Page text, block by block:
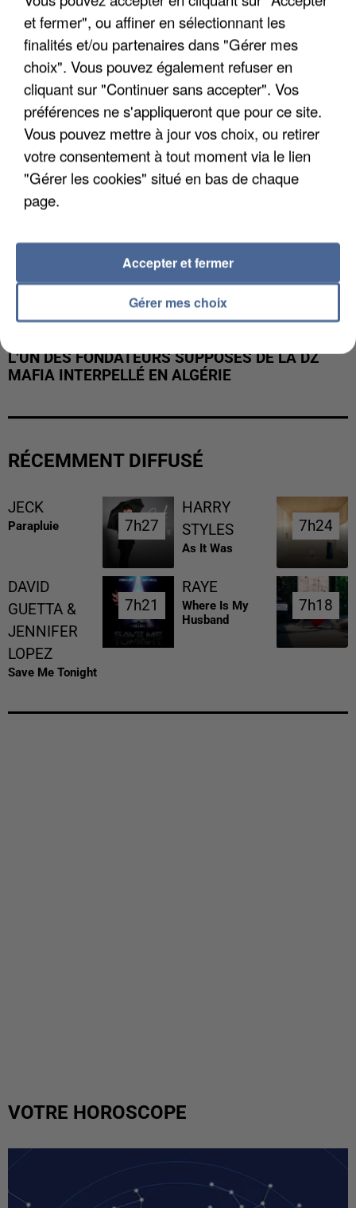
APRÈS TOUTES CES CANICULES, LES REFUGES
DE FAUNE SAUVAGE SONT...
L’UN DES FONDATEURS SUPPOSÉS DE LA DZ
MAFIA INTERPELLÉ EN ALGÉRIE
RÉCEMMENT DIFFUSÉ
JECK
Parapluie 7h27
7h27
HARRY
STYLES
As It Was
7h24
7h24
DAVID
GUETTA &
JENNIFER
LOPEZ
Save Me Tonight
7h21
7h21
RAYE
Where Is My
Husband
7h18
7h18
VOTRE HOROSCOPE
et fermer", ou affiner en sélectionnant les
finalités et/ou partenaires dans "Gérer mes
choix". Vous pouvez également refuser en
cliquant sur "Continuer sans accepter". Vos
préférences ne s'appliqueront que pour ce site.
Vous pouvez mettre à jour vos choix, ou retirer
votre consentement à tout moment via le lien
"Gérer les cookies" situé en bas de chaque
page.
Gérer mes choix
Accepter et fermer